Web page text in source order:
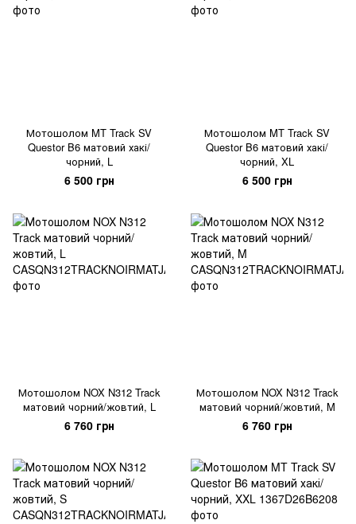
Мотошолом MT Track SV
Questor B6 матовий хакі/
чорний, L
6 500 грн
Мотошолом MT Track SV
Questor B6 матовий хакі/
чорний, XL
6 500 грн
Мотошолом NOX N312 Track
матовий чорний/жовтий, L
6 760 грн
Мотошолом NOX N312 Track
матовий чорний/жовтий, M
6 760 грн